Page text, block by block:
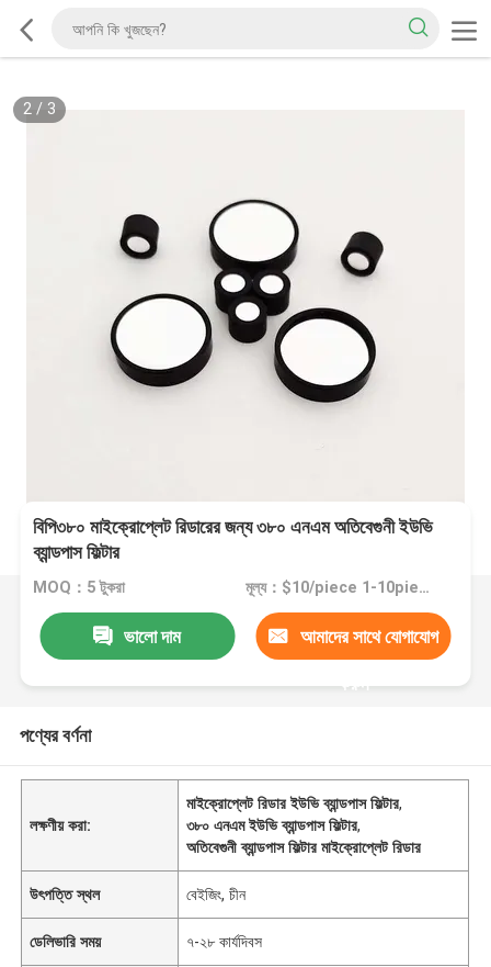
2/ 3
বিপি৩৮০ মাইক্রোপ্লেট রিডারের জন্য ৩৮০ এনএম অতিবেগুনী ইউভি
ব্যান্ডপাস ফিল্টার
MOQ：5 টুকরা মূল্য：$10/piece 1-10pieces; $9/piece 11-50pieces; $8/piece >=51pieces
ভালো দাম আমাদের সাথে যোগাযোগ
করুন
পণ্যের বর্ণনা
লক্ষণীয় করা:
মাইক্রোপ্লেট রিডার ইউভি ব্যান্ডপাস ফিল্টার,
৩৮০ এনএম ইউভি ব্যান্ডপাস ফিল্টার,
অতিবেগুনী ব্যান্ডপাস ফিল্টার মাইক্রোপ্লেট রিডার
উৎপত্তি স্থল বেইজিং, চীন
ডেলিভারি সময় ৭-২৮ কার্যদিবস